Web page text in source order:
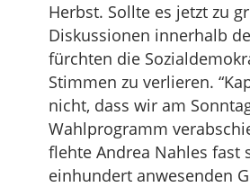
Herbst. Sollte es jetzt zu
Diskussionen innerhalb
fürchten die
Stimmen zu verlieren.
nicht, dass wir am
Wahlprogramm
flehte Andrea Nahles fast
einhundert anwesenden